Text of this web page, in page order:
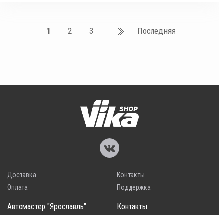
1 2 3 Последняя
Доставка
Оплата
Контакты
Поддержка
Автомастер "Ярославль" Контакты